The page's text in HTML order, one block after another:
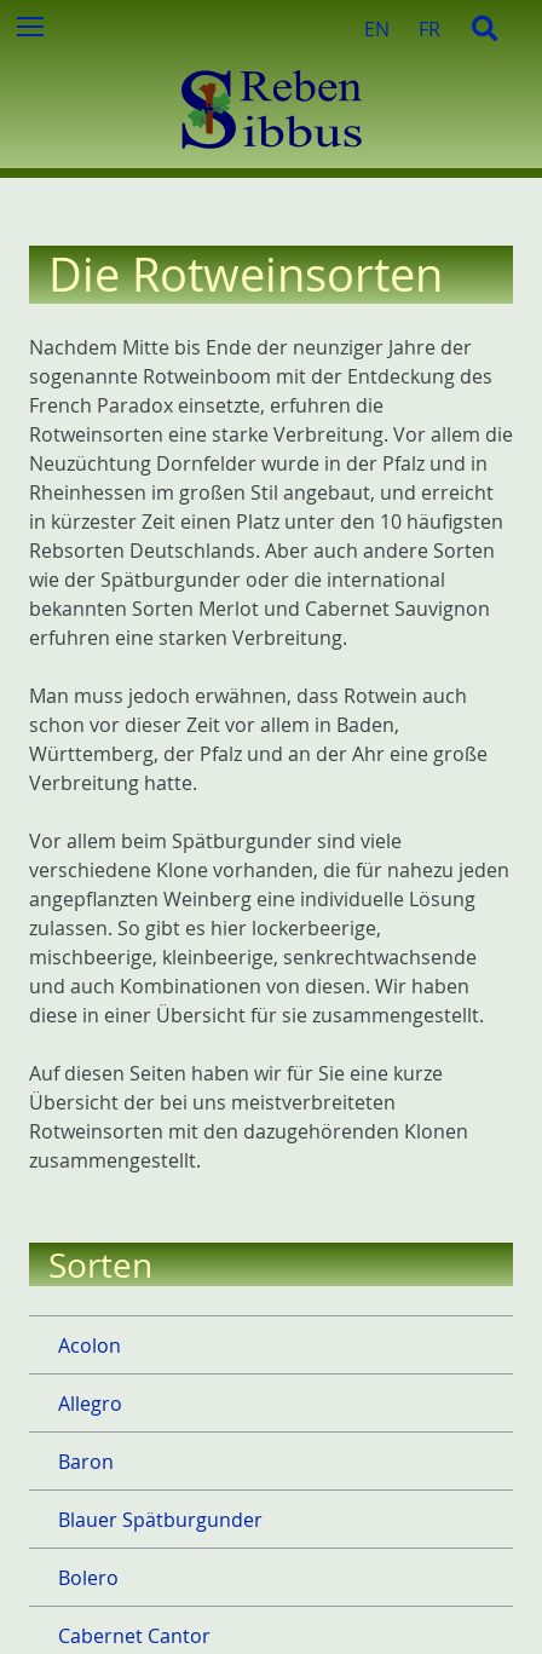
EN FR
:
Die Rotweinsorten
Nachdem Mitte bis Ende der neunziger Jahre der
sogenannte Rotweinboom mit der Entdeckung des
French Paradox einsetzte, erfuhren die
Rotweinsorten eine starke Verbreitung. Vor allem die
Neuzüchtung Dornfelder wurde in der Pfalz und in
Rheinhessen im großen Stil angebaut, und erreicht
in kürzester Zeit einen Platz unter den 10 häufigsten
Rebsorten Deutschlands. Aber auch andere Sorten
wie der Spätburgunder oder die international
bekannten Sorten Merlot und Cabernet Sauvignon
erfuhren eine starken Verbreitung.
Man muss jedoch erwähnen, dass Rotwein auch
schon vor dieser Zeit vor allem in Baden,
Württemberg, der Pfalz und an der Ahr eine große
Verbreitung hatte.
Vor allem beim Spätburgunder sind viele
verschiedene Klone vorhanden, die für nahezu jeden
angepflanzten Weinberg eine individuelle Lösung
zulassen. So gibt es hier lockerbeerige,
mischbeerige, kleinbeerige, senkrechtwachsende
und auch Kombinationen von diesen. Wir haben
diese in einer Übersicht für sie zusammengestellt.
Auf diesen Seiten haben wir für Sie eine kurze
Übersicht der bei uns meistverbreiteten
Rotweinsorten mit den dazugehörenden Klonen
zusammengestellt.
Sorten
Acolon
Allegro
Baron
Blauer Spätburgunder
Bolero
Cabernet Cantor